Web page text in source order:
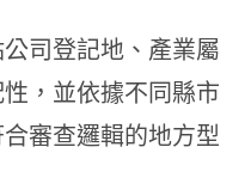
司登記地、產業屬
，並依據不同縣市
審查邏輯的地方型